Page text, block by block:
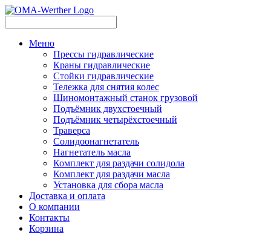
Меню
Прессы гидравлические
Краны гидравлические
Стойки гидравлические
Тележка для снятия колес
Шиномонтажный станок грузовой
Подъёмник двухстоечный
Подъёмник четырёхстоечный
Траверса
Солидоонагнетатель
Нагнетатель масла
Комплект для раздачи солидола
Комплект для раздачи масла
Установка для сбора масла
Доставка и оплата
О компании
Контакты
Корзина